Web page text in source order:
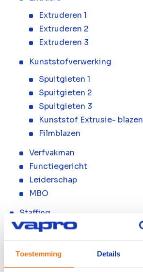
Toestemming Details
Extruderen 1
Extruderen 2
Extruderen 3
Kunststofverwerking
Spuitgieten 1
Spuitgieten 2
Spuitgieten 3
Kunststof Extrusie- blazen
Filmblazen
Verfvakman
Functiegericht
Leiderschap
MBO
Staffing
Veiligheidstrainingen
NEN 3140
NEN 3840